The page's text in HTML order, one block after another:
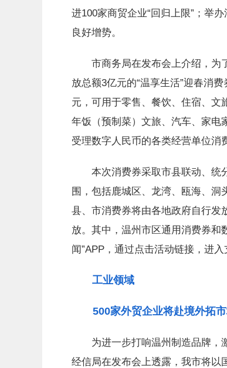
进100家商贸企业“回归上限”；举
良好增势。
市商务局在发布会上介绍，为了
放总额3亿元的“温享生活”迎春消
元，可用于零售、餐饮、住宿、文
年饭（预制菜）文旅、汽车、家电
受理数字人民币的各类经营单位消
本次消费券采取市县联动、统分
围，包括鹿城区、龙湾、瓯海、
县、市消费券将由各地政府自行发
放。其中，温州市区通用消费券和
闻”APP，通过点击活动链接，进入
工业领域
500家外贸企业将赴境外拓市
为进一步打响温州制造品牌，激
经信局在发布会上透露，我市将以